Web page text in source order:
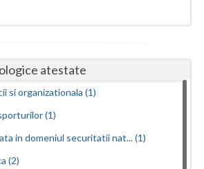
atestate
si organizationala (1)
(1)
in domeniul securitatii nat... (1)
(2)